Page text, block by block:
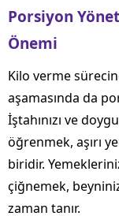
Porsiyon
Önemi
Kilo verme
aşamasında da
İştahınızı ve
öğrenmek, aşırı
biridir.
çiğnemek,
zaman tanır.